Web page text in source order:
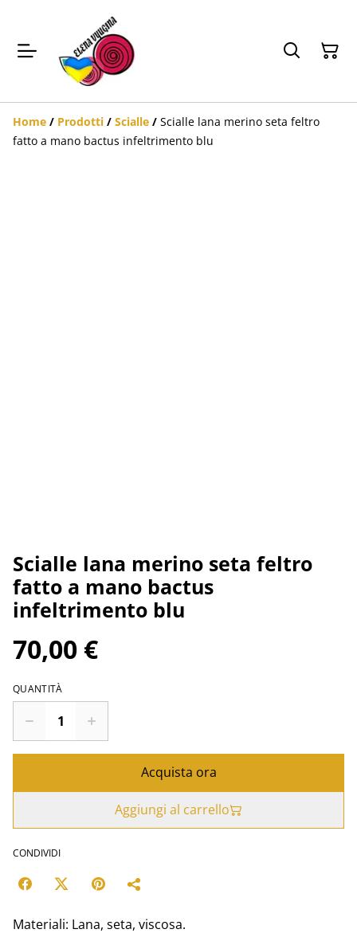
Home / Prodotti / Scialle / Scialle lana merino seta feltro
fatto a mano bactus infeltrimento blu
Scialle lana merino seta feltro
fatto a mano bactus
infeltrimento blu
70,00 €
QUANTITÀ
Acquista ora
Aggiungi al carrello
CONDIVIDI
Materiali: Lana, seta, viscosa.